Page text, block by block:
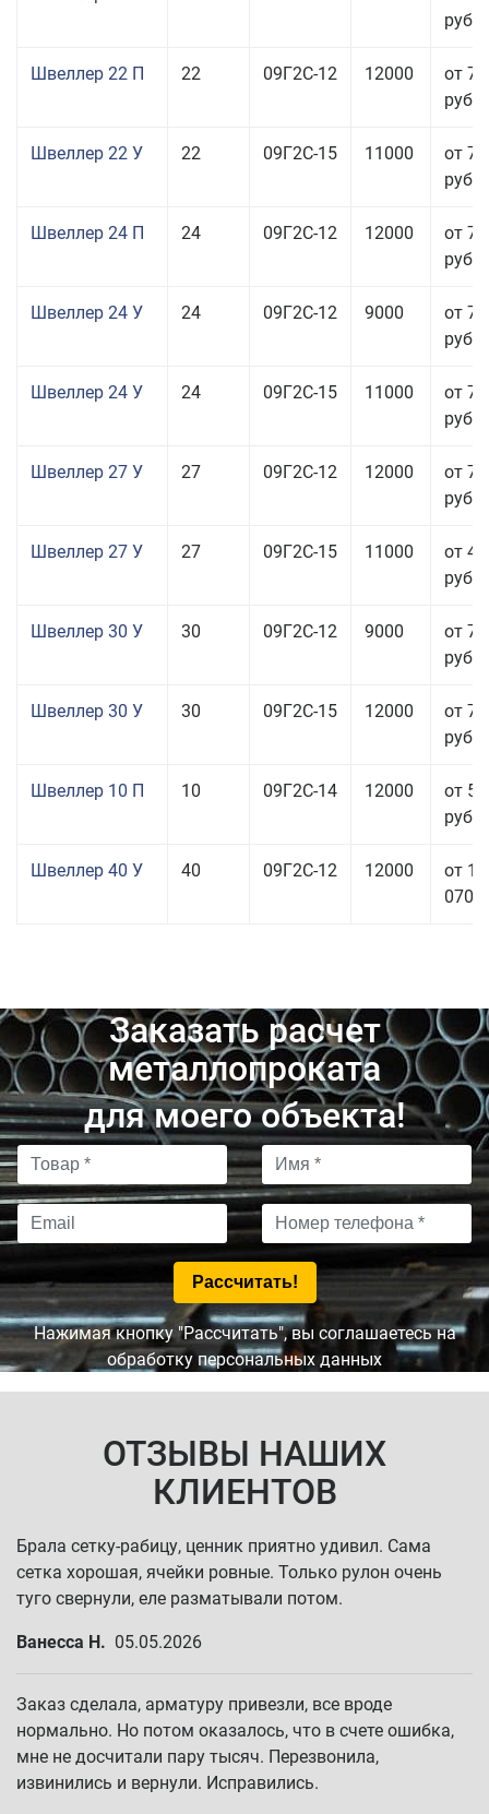
руб.
Швеллер 22 П 22 09Г2С-12 12000
от
руб.
Швеллер 22 У 22 09Г2С-15 11000
от
руб.
Швеллер 24 П 24 09Г2С-12 12000
от
руб.
Швеллер 24 У 24 09Г2С-12 9000
от
руб.
Швеллер 24 У 24 09Г2С-15 11000
от
руб.
Швеллер 27 У 27 09Г2С-12 12000
от
руб.
Швеллер 27 У 27 09Г2С-15 11000
от
руб.
Швеллер 30 У 30 09Г2С-12 9000
от
руб.
Швеллер 30 У 30 09Г2С-15 12000
от
руб.
Швеллер 10 П 10 09Г2С-14 12000
от
руб.
Швеллер 40 У 40 09Г2С-12 12000
от
Заказать расчет
металлопроката
для моего объекта!
Нажимая кнопку "Рассчитать", вы соглашаетесь на
обработку персональных данных
ОТЗЫВЫ НАШИХ
КЛИЕНТОВ
Брала сетку-рабицу, ценник приятно удивил. Сама
сетка хорошая, ячейки ровные. Только рулон очень
туго свернули, еле разматывали потом.
Ванесса Н. 05.05.2026
Заказ сделала, арматуру привезли, все вроде
нормально. Но потом оказалось, что в счете ошибка,
мне не досчитали пару тысяч. Перезвонила,
извинились и вернули. Исправились.